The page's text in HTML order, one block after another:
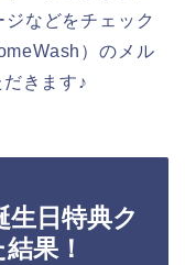
などをチェック
）のメル
きます♪
生日特典ク
果！